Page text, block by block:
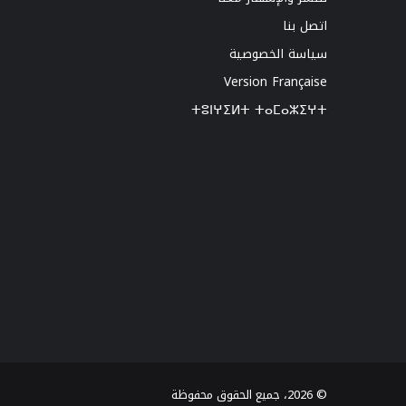
اتصل بنا
سياسة الخصوصية
Version Française
ⵜⵓⵏⵖⵉⵍⵜ ⵜⴰⵎⴰⵣⵉⵖⵜ
© 2026، جميع الحقوق محفوظة